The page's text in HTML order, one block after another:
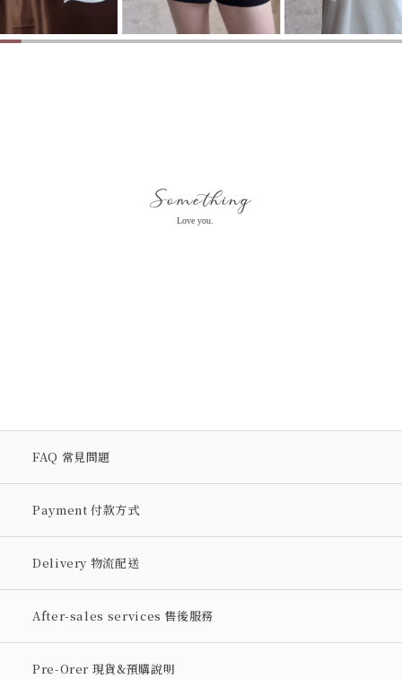
FAQ 常見問題
Payment 付款方式
Delivery 物流配送
After-sales services 售後服務
Pre-Orer 現貨&預購說明